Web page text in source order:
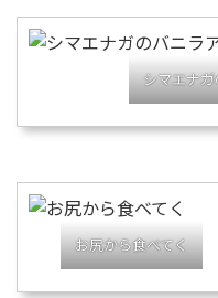
シマエナ
お尻から食べてく